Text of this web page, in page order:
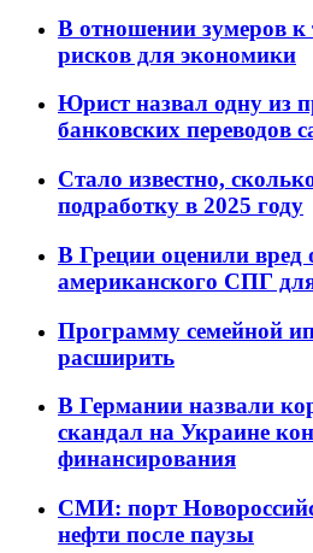
В отношении зумеров к
рисков для экономики
Юрист назвал одну из
банковских переводов
Стало известно,
подработку в 2025 году
В Греции оценили вред
американского СПГ
Программу семейной
расширить
В Германии назвали
скандал на Украине
финансирования
СМИ: порт
нефти после паузы